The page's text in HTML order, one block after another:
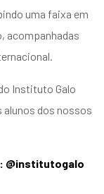
uma faixa em
acompanhadas
Instituto Galo
alunos dos nossos
@institutogalo